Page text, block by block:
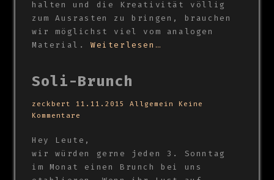
halten und die Kreativität völlig
zum Ausrasten zu bringen, brauchen
wir möglichst viel vom analogen
Material. Weiterlesen…
Soli-Brunch
zeckbert 11.11.2015 Allgemein
Keine
Kommentare
Hey Leute,
wir würden gerne jeden 3. Sonntag
im Monat einen Brunch bei uns